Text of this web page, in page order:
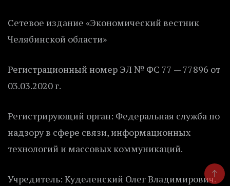
Сетевое издание «Экономический вестник
Челябинской области»
Регистрационный номер ЭЛ № ФС 77 — 77896 от
03.03.2020 г.
Регистрирующий орган: Федеральная служба по
надзору в сфере связи, информационных
технологий и массовых коммуникаций.
Учредитель: Куделенский Олег Владимирович.